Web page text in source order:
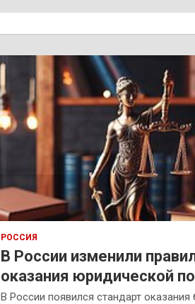
к
РОССИЯ
В России изменили
оказания юридической
В России появился стандарт оказания